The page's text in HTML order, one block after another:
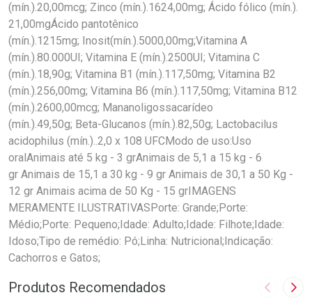
(mín.).20,00mcg; Zinco (mín.).1624,00mg; Ácido fólico (mín.).
21,00mgÁcido pantotênico
(mín.).1215mg; Inosit(mín.).5000,00mg;Vitamina A
(mín.).80.000UI; Vitamina E (mín.).2500UI; Vitamina C
(mín.).18,90g; Vitamina B1 (mín.).117,50mg; Vitamina B2
(mín.).256,00mg; Vitamina B6 (mín.).117,50mg; Vitamina B12
(mín.).2600,00mcg; Mananoligossacarídeo
(mín.).49,50g; Beta-Glucanos (mín.).82,50g; Lactobacilus
acidophilus (mín.)..2,0 x 108 UFCModo de uso:Uso
oralAnimais até 5 kg - 3 grAnimais de 5,1 a 15 kg - 6
gr Animais de 15,1 a 30 kg - 9 gr Animais de 30,1 a 50 Kg -
12 gr Animais acima de 50 Kg - 15 grIMAGENS
MERAMENTE ILUSTRATIVASPorte: Grande;Porte:
Médio;Porte: Pequeno;Idade: Adulto;Idade: Filhote;Idade:
Idoso;Tipo de remédio: Pó;Linha: Nutricional;Indicação:
Cachorros e Gatos;
Produtos Recomendados Imagem